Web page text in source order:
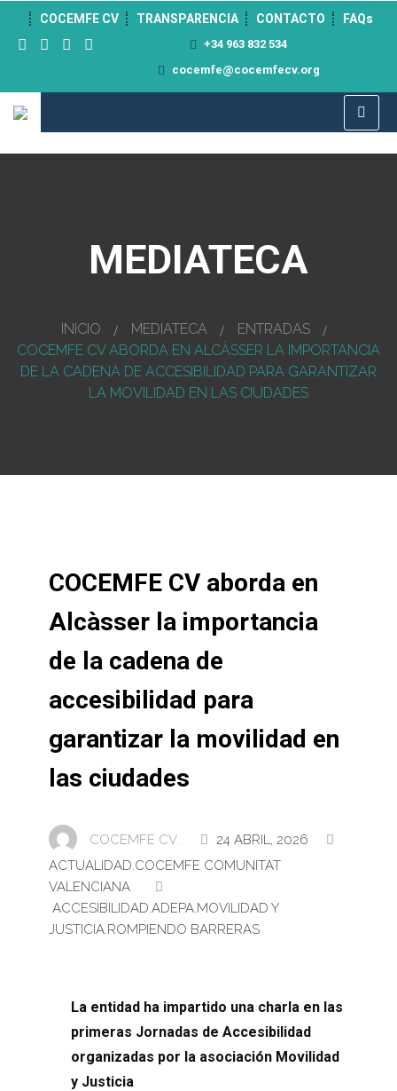
COCEMFE CV TRANSPARENCIA CONTACTO FAQs
+34 963 832 534
cocemfe@cocemfecv.org
MEDIATECA
INICIO MEDIATECA
ENTRADAS
COCEMFE CV ABORDA EN ALCÀSSER LA IMPORTANCIA
DE LA CADENA DE ACCESIBILIDAD PARA GARANTIZAR
LA MOVILIDAD EN LAS CIUDADES
COCEMFE CV aborda en
Alcàsser la importancia
de la cadena de
accesibilidad para
garantizar la movilidad en
las ciudades
COCEMFE CV .
24 ABRIL, 2026
ACTUALIDAD,COCEMFE COMUNITAT
VALENCIANA
ACCESIBILIDAD,ADEPA,MOVILIDAD Y
JUSTICIA,ROMPIENDO BARRERAS
La entidad ha impartido una charla en las
primeras Jornadas de Accesibilidad
organizadas por la asociación Movilidad
y Justicia